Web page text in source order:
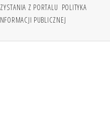
Z PORTALU POLITYKA
PUBLICZNEJ